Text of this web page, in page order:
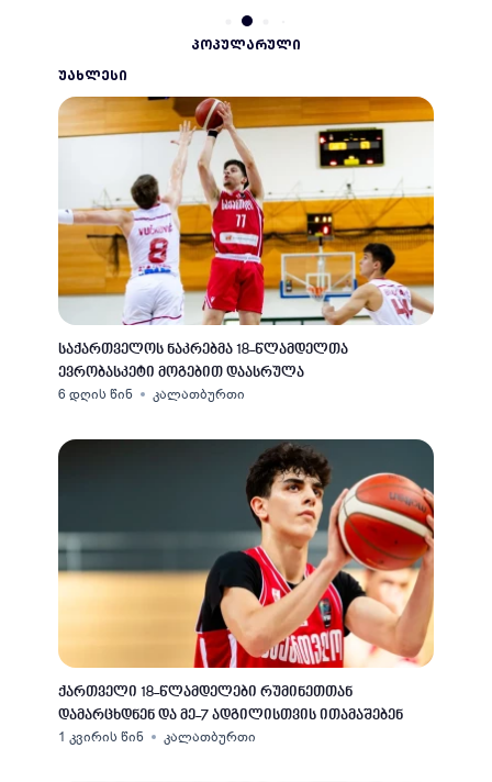
ᲞᲝᲞᲣᲚᲐᲠᲣᲚᲘ
ᲣᲐᲮᲚᲔᲡᲘ
საქართველოს ნაკრებმა 18-წლამდელთა
ევრობასკეტი მოგებით დაასრულა
6 დღის წინ კალათბურთი
ქართველი 18-წლამდელები რუმინეთთან
დამარცხდნენ და მე-7 ადგილისთვის ითამაშებენ
1 კვირის წინ კალათბურთი